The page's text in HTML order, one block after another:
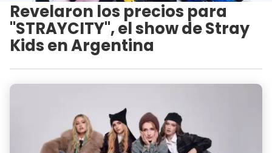
Revelaron los precios para
"STRAYCITY", el show de Stray
Kids en Argentina